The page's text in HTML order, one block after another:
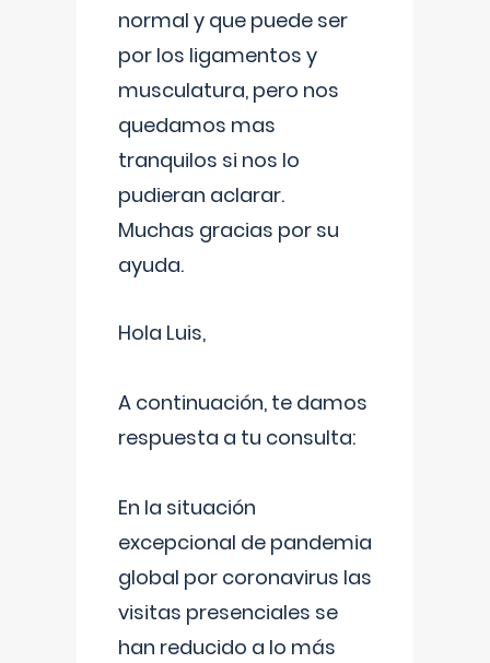
normal y que puede ser
por los ligamentos y
musculatura, pero nos
quedamos mas
tranquilos si nos lo
pudieran aclarar.
Muchas gracias por su
ayuda.
Hola Luis,
A continuación, te damos
respuesta a tu consulta:
En la situación
excepcional de pandemia
global por coronavirus las
visitas presenciales se
han reducido a lo más